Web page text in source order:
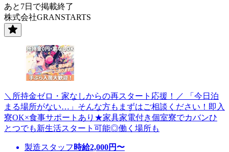
あと7日で掲載終了
株式会社GRANSTARTS
＼所持金ゼロ・家なしからの再スタート応援！／ 「今日泊
まる場所がない…」そんな方もまずはご相談ください！即入
寮OK×食事サポートあり★家具家電付き個室寮でカバンひ
とつでも新生活スタート可能◎働く場所も
製造スタッフ 時給2,000円〜